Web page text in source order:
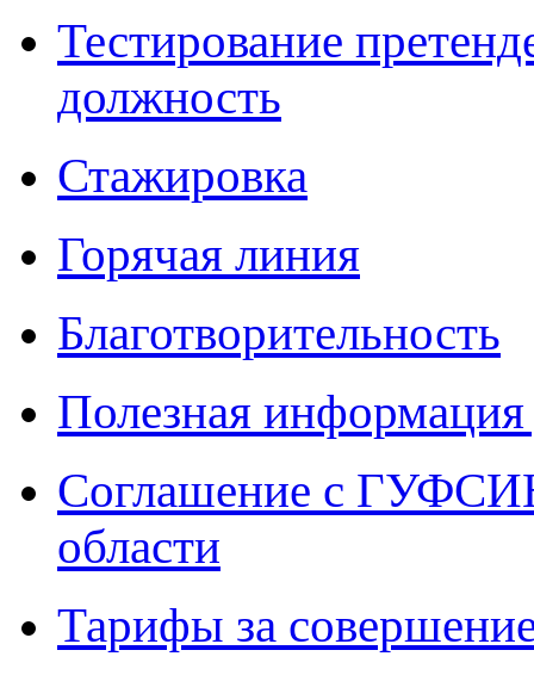
Тестирование
должность
Стажировка
Горячая линия
Благотворительность
Полезная
Соглашение с
области
Тарифы за